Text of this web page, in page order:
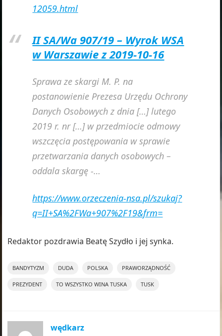
12059.html
II SA/Wa 907/19 – Wyrok WSA
w Warszawie z 2019-10-16
Sprawa ze skargi M. P. na
postanowienie Prezesa Urzędu Ochrony
Danych Osobowych z dnia […] lutego
2019 r. nr […] w przedmiocie odmowy
wszczęcia postępowania w sprawie
przetwarzania danych osobowych –
oddala skargę -…
https://www.orzeczenia-nsa.pl/szukaj?
q=II+SA%2FWa+907%2F19&frm=
Redaktor pozdrawia Beatę Szydło i jej synka.
BANDYTYZM DUDA POLSKA PRAWORZĄDNOŚĆ
PREZYDENT TO WSZYSTKO WINA TUSKA TUSK
wędkarz